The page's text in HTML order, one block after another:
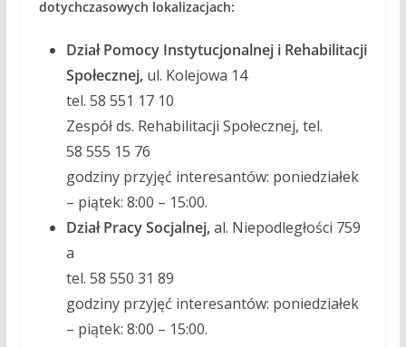
dotychczasowych lokalizacjach:
Dział Pomocy Instytucjonalnej i Rehabilitacji
Społecznej, ul. Kolejowa 14
tel. 58 551 17 10
Zespół ds. Rehabilitacji Społecznej, tel.
58 555 15 76
godziny przyjęć interesantów: poniedziałek
– piątek: 8:00 – 15:00.
Dział Pracy Socjalnej,al. Niepodległości 759
a
tel. 58 550 31 89
godziny przyjęć interesantów: poniedziałek
– piątek: 8:00 – 15:00.